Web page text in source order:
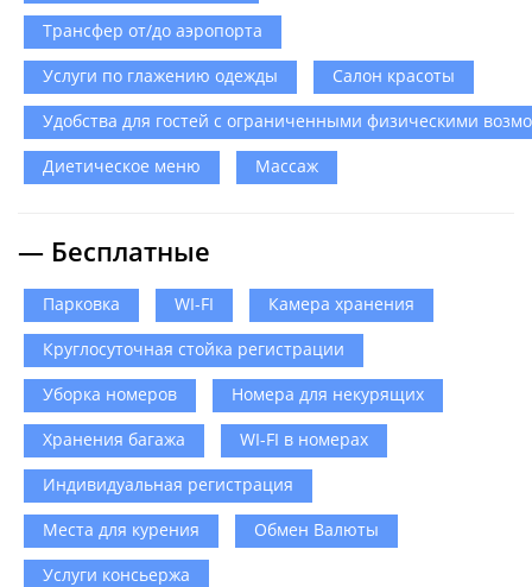
Трансфер от/до аэропорта
Услуги по глажению одежды
Салон красоты
Удобства для гостей с ограниченными физическими
Диетическое меню
Массаж
— Бесплатные
Парковка WI-FI
Камера хранения
Круглосуточная стойка регистрации
Уборка номеров
Номера для некурящих
Хранения багажа
WI-FI в номерах
Индивидуальная регистрация
Места для курения
Обмен Валюты
Услуги консьержа